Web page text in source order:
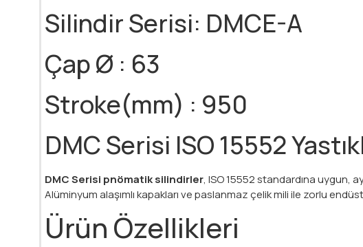
Silindir Serisi: DMCE-A
Çap Ø : 63
Stroke(mm) : 950
DMC Serisi ISO 15552
DMC Serisi pnömatik silindirler, ISO 15552 standardına uygun,
Alüminyum alaşımlı kapakları ve paslanmaz çelik mili ile zorlu
Ürün Özellikleri